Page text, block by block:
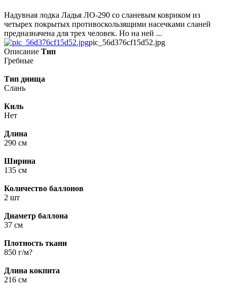
Надувная лодка Ладья ЛО-290 со сланевым ковриком из
четырех покрытых противоскользящими насечками сланей
предназначена для трех человек. Но на ней ...
pic_56d376cf15d52.jpg
Описание Тип
Гребные
Тип днища
Слань
Киль
Нет
Длина
290 см
Ширина
135 см
Количество баллонов
2 шт
Диаметр баллона
37 см
Плотность ткани
850 г/м?
Длина кокпита
216 см